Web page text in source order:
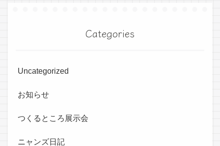
Categories
Uncategorized
お知らせ
つくるところ展示会
ニャンズ日記